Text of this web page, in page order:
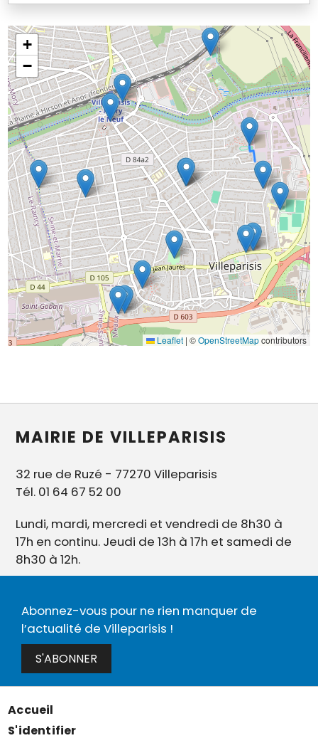
+
−
Leaflet | ©OpenStreetMapcontributors
MAIRIE DE VILLEPARISIS
32 rue de Ruzé - 77270 Villeparisis
Tél. 01 64 67 52 00
Lundi, mardi, mercredi et vendredi de 8h30 à
17h en continu. Jeudi de 13h à 17h et samedi de
8h30 à 12h.
Abonnez-vous pour ne rien manquer de
l’actualité de Villeparisis !
S'ABONNER
Menu
Pied
Accueil
S'identifier